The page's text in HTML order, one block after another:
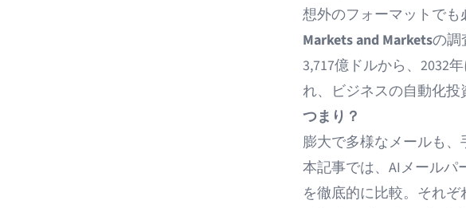
想外のフォーマットでも
Markets and Marketsの調
3,717億ドルから、2032
れ、ビジネスの自動化投
つまり？
膨大で多様なメールも、
本記事では、AIメールパ
を徹底的に比較。それ